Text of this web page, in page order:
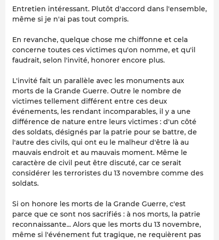
Entretien intéressant. Plutôt d'accord dans l'ensemble,
même si je n'ai pas tout compris.
En revanche, quelque chose me chiffonne et cela
concerne toutes ces victimes qu'on nomme, et qu'il
faudrait, selon l'invité, honorer encore plus.
L'invité fait un parallèle avec les monuments aux
morts de la Grande Guerre. Outre le nombre de
victimes tellement différent entre ces deux
événements, les rendant incomparables, il y a une
différence de nature entre leurs victimes : d'un côté
des soldats, désignés par la patrie pour se battre, de
l'autre des civils, qui ont eu le malheur d'être là au
mauvais endroit et au mauvais moment. Même le
caractère de civil peut être discuté, car ce serait
considérer les terroristes du 13 novembre comme des
soldats.
Si on honore les morts de la Grande Guerre, c'est
parce que ce sont nos sacrifiés : à nos morts, la patrie
reconnaissante... Alors que les morts du 13 novembre,
même si l'événement fut tragique, ne requièrent pas